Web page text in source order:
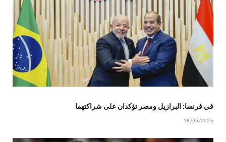
في فرنسا: البرازيل ومصر تؤكدان على شراكتهما
18/06/2026